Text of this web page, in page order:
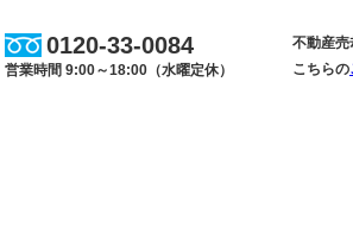
不動産売
こちらの
0120-33-0084
営業時間 9:00～18:00（水曜定休）